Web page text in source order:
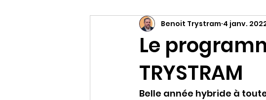
Infographies RSE DATAS
Formation Métaverse
Le
TRYSTRAM
Benoit Trystram 4 janv.
Belle année hybride à